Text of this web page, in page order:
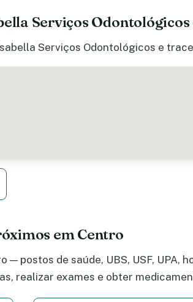
Serviços Odontológicos
Serviços Odontológicos e
em Centro
— postos de saúde, UBS, USF,
realizar exames e obter